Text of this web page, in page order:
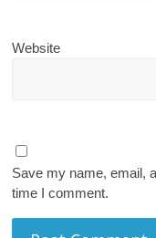
Website
Save my name, email,
time I comment.